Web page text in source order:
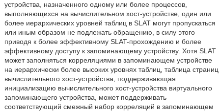
устройства, назначенного одному или более процессов,
выполняющихся на вычислительном хост-устройстве, один или
более иерархических уровней таблиц в SLAT могут пропускаться
или иным образом не подлежать обращению, в силу этого
приводя к более эффективному SLAT-прохождению и более
эффективному доступу к запоминающему устройству. Хотя SLAT
может заполняться корреляциями в запоминающем устройстве
на иерархически более высоких уровнях таблиц, таблица страниц
вычислительного хост-устройства, поддерживающая
инициализацию вычислительного хост-устройства виртуального
запоминающего устройства, может поддерживать
соответствующий смежный набор корреляций в запоминающем